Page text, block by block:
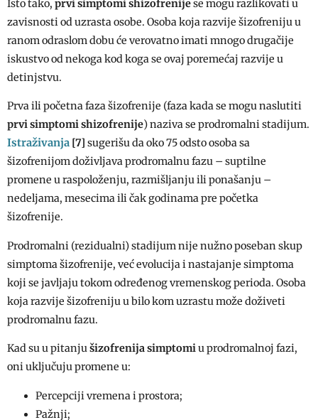
Isto tako, prvi simptomi shizofrenijese mogu razlikovati u
zavisnosti od uzrasta osobe. Osoba koja razvije šizofreniju u
ranom odraslom dobu će verovatno imati mnogo drugačije
iskustvo od nekoga kod koga se ovaj poremećaj razvije u
detinjstvu.
Prva ili početna faza šizofrenije (faza kada se mogu naslutiti
prvi simptomi shizofrenije) naziva se prodromalni stadijum.
Istraživanja [7] sugerišu da oko 75 odsto osoba sa
šizofrenijom doživljava prodromalnu fazu – suptilne
promene u raspoloženju, razmišljanju ili ponašanju –
nedeljama, mesecima ili čak godinama pre početka
šizofrenije.
Prodromalni (rezidualni) stadijum nije nužno poseban skup
simptoma šizofrenije, već evolucija i nastajanje simptoma
koji se javljaju tokom određenog vremenskog perioda. Osoba
koja razvije šizofreniju u bilo kom uzrastu može doživeti
prodromalnu fazu.
Kad su u pitanjušizofrenija simptomiu prodromalnoj fazi,
oni uključuju promene u:
Percepciji vremena i prostora;
Pažnji;